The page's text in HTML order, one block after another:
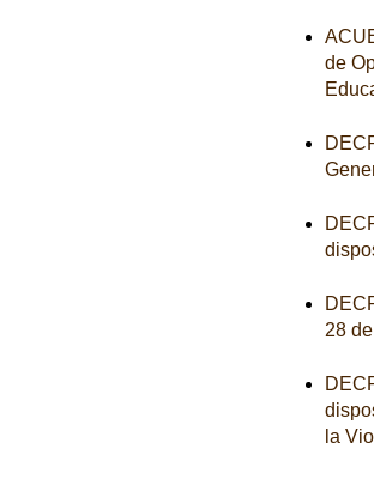
de
28
la